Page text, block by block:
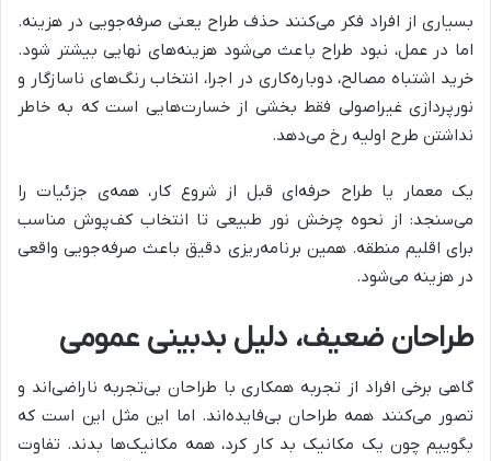
بسیاری از افراد فکر می‌کنند حذف طراح یعنی صرفه‌جویی در هزینه.
اما در عمل، نبود طراح باعث می‌شود هزینه‌های نهایی بیشتر شود.
خرید اشتباه مصالح، دوباره‌کاری در اجرا، انتخاب رنگ‌های ناسازگار و
نورپردازی غیراصولی فقط بخشی از خسارت‌هایی است که به خاطر
نداشتن طرح اولیه رخ می‌دهد.
یک معمار یا طراح حرفه‌ای قبل از شروع کار، همه‌ی جزئیات را
می‌سنجد: از نحوه چرخش نور طبیعی تا انتخاب کف‌پوش مناسب
برای اقلیم منطقه. همین برنامه‌ریزی دقیق باعث صرفه‌جویی واقعی
در هزینه می‌شود.
طراحان ضعیف، دلیل بدبینی عمومی
گاهی برخی افراد از تجربه همکاری با طراحان بی‌تجربه ناراضی‌اند و
تصور می‌کنند همه طراحان بی‌فایده‌اند. اما این مثل این است که
بگوییم چون یک مکانیک بد کار کرد، همه مکانیک‌ها بدند. تفاوت